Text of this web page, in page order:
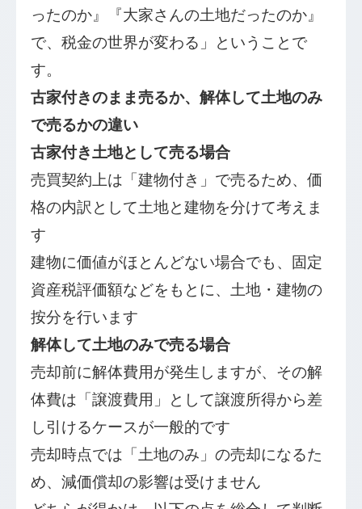
ったのか』『大家さんの土地だったのか』
で、税金の世界が変わる」ということで
す。
古家付きのまま売るか、解体して土地のみ
で売るかの違い
古家付き土地として売る場合
売買契約上は「建物付き」で売るため、価
格の内訳として土地と建物を分けて考えま
す
建物に価値がほとんどない場合でも、固定
資産税評価額などをもとに、土地・建物の
按分を行います
解体して土地のみで売る場合
売却前に解体費用が発生しますが、その解
体費は「譲渡費用」として譲渡所得から差
し引けるケースが一般的です
売却時点では「土地のみ」の売却になるた
め、減価償却の影響は受けません